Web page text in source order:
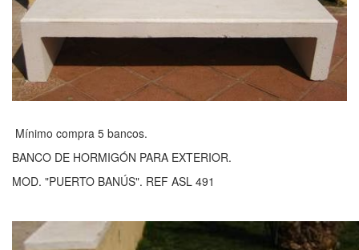
Mínimo compra 5 bancos.
BANCO DE HORMIGÓN PARA EXTERIOR.
MOD. "PUERTO BANÚS". REF ASL 491